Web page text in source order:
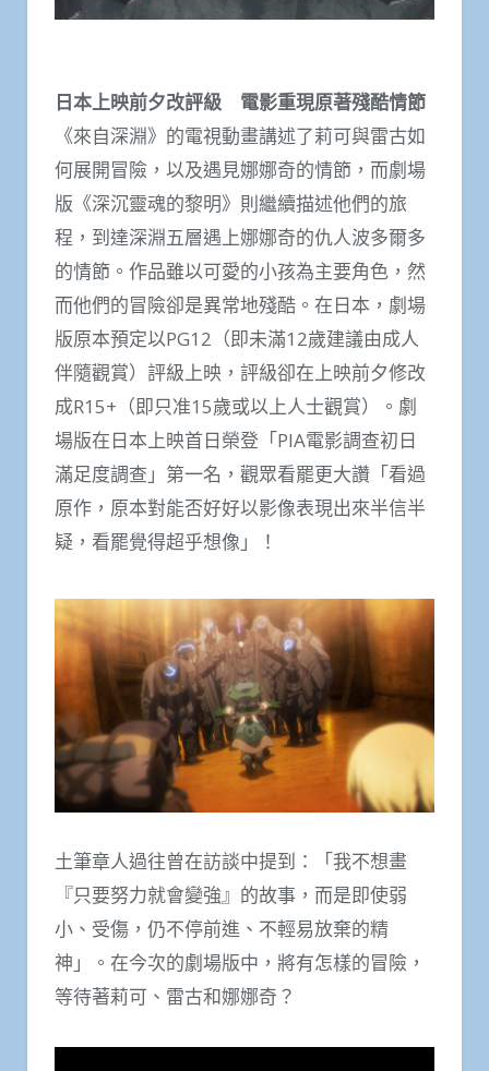
日本上映前夕改評級 電影重現原著殘酷情節
《來自深淵》的電視動畫講述了莉可與雷古如
何展開冒險，以及遇見娜娜奇的情節，而劇場
版《深沉靈魂的黎明》則繼續描述他們的旅
程，到達深淵五層遇上娜娜奇的仇人波多爾多
的情節。作品雖以可愛的小孩為主要角色，然
而他們的冒險卻是異常地殘酷。在日本，劇場
版原本預定以PG12（即未滿12歲建議由成人
伴隨觀賞）評級上映，評級卻在上映前夕修改
成R15+（即只准15歲或以上人士觀賞）。劇
場版在日本上映首日榮登「PIA電影調查初日
滿足度調查」第一名，觀眾看罷更大讚「看過
原作，原本對能否好好以影像表現出來半信半
疑，看罷覺得超乎想像」！
土筆章人過往曾在訪談中提到：「我不想畫
『只要努力就會變強』的故事，而是即使弱
小、受傷，仍不停前進、不輕易放棄的精
神」。在今次的劇場版中，將有怎樣的冒險，
等待著莉可、雷古和娜娜奇？